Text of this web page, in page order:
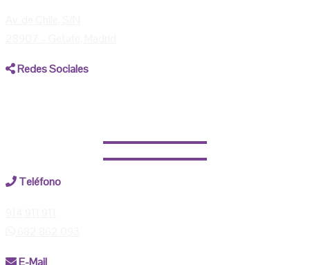
Redes Sociales
Teléfono
E-Mail